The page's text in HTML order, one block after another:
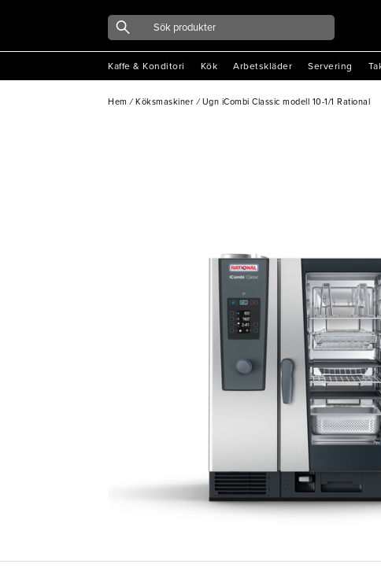
Kaffe & Konditori Kök Arbetskläder Servering
Hem / Köksmaskiner / Ugn iCombi Classic modell 10-1/1 Rational